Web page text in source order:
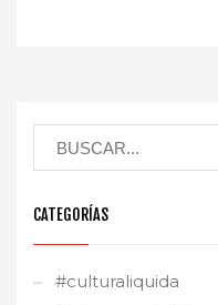
CATEGORÍAS
#culturaliquida